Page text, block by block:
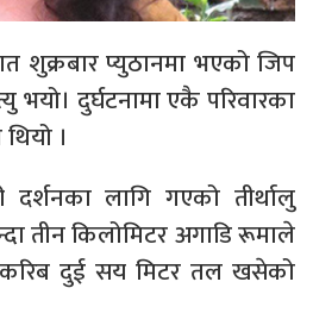
शुक्रबार प्युठानमा भएको जिप
भयो। दुर्घटनामा एकै परिवारका
।
दर्शनका लागि गएको तीर्थालु
तीन किलोमिटर अगाडि रूमाले
दुई सय मिटर तल खसेको